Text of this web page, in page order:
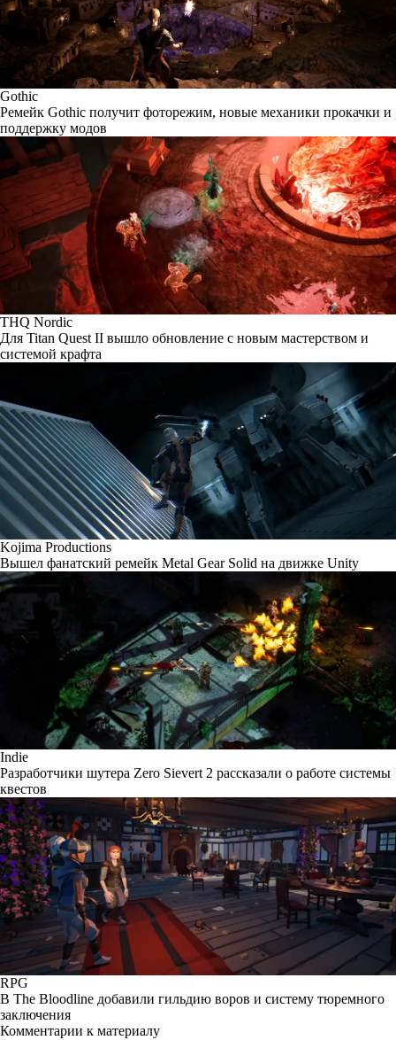
Gothic
Ремейк Gothic получит фоторежим, новые механики прокачки и
поддержку модов
THQ Nordic
Для Titan Quest II вышло обновление с новым мастерством и
системой крафта
Kojima Productions
Вышел фанатский ремейк Metal Gear Solid на движке Unity
Indie
Разработчики шутера Zero Sievert 2 рассказали о работе системы
квестов
RPG
В The Bloodline добавили гильдию воров и систему тюремного
заключения
Комментарии к материалу